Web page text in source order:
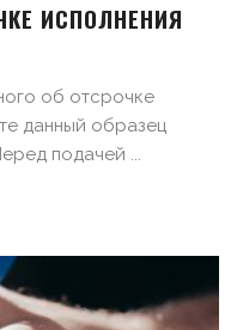
ИСПОЛНЕНИЯ
об отсрочке
данный образец
подачей ...